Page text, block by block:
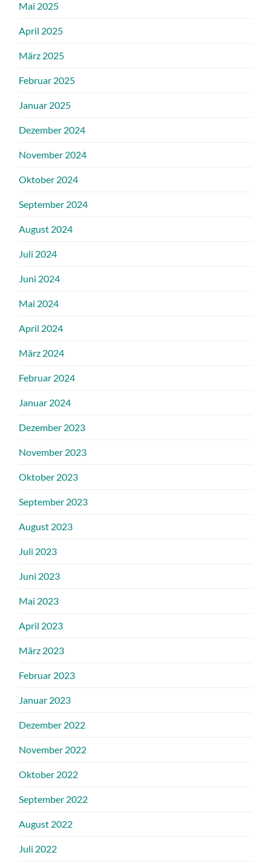
Mai 2025
April 2025
März 2025
Februar 2025
Januar 2025
Dezember 2024
November 2024
Oktober 2024
September 2024
August 2024
Juli 2024
Juni 2024
Mai 2024
April 2024
März 2024
Februar 2024
Januar 2024
Dezember 2023
November 2023
Oktober 2023
September 2023
August 2023
Juli 2023
Juni 2023
Mai 2023
April 2023
März 2023
Februar 2023
Januar 2023
Dezember 2022
November 2022
Oktober 2022
September 2022
August 2022
Juli 2022